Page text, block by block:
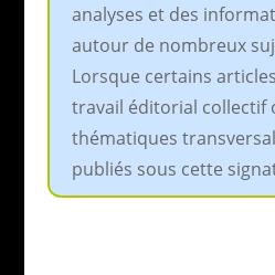
analyses et des
autour de nombreux
Lorsque certains
travail éditorial collectif
thématiques
publiés sous cette